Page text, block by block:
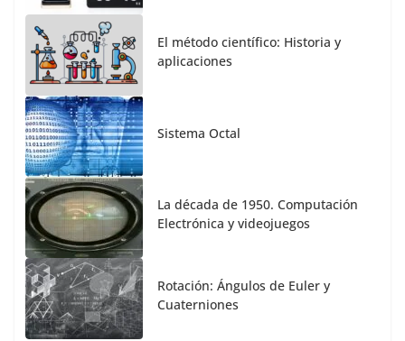
El método científico: Historia y
aplicaciones
Sistema Octal
La década de 1950. Computación
Electrónica y videojuegos
Rotación: Ángulos de Euler y
Cuaterniones